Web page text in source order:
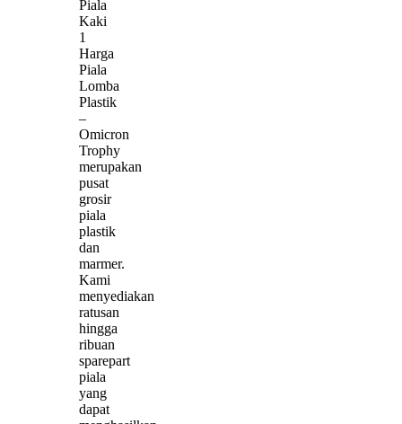
Piala
Kaki
1
Harga
Piala
Lomba
Plastik
–
Omicron
Trophy
merupakan
pusat
grosir
piala
plastik
dan
marmer.
Kami
menyediakan
ratusan
hingga
ribuan
sparepart
piala
yang
dapat